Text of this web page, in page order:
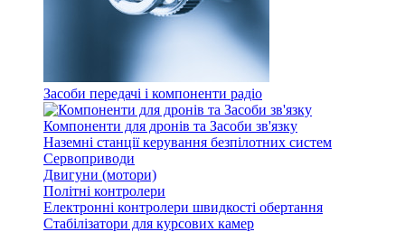
Засоби передачі і компоненти радіо
Компоненти для дронів та Засоби зв'язку
Наземні станції керування безпілотних систем
Сервоприводи
Двигуни (мотори)
Політні контролери
Електронні контролери швидкості обертання
Стабілізатори для курсових камер